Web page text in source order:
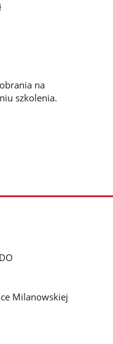
na
szkolenia.
Milanowskiej